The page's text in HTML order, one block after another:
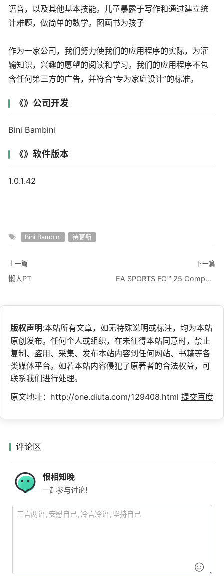
语音，以及其他基本技能。儿童暴露于写作和通过建立统
计难题，做简单的数学。图画书为孩子
作为一家公司，我们努力使我们的应用程序的实际，为灌
输知识，兴趣的愿望的阅读和学习。我们的应用程序不包
含任何第三方的广告，并符合“专为家庭设计”的标准。
《》公司开发
Bini Bambini
《》软件版本
1.0.1.42
Bini Bambini 待更新
上一篇
懒人PT
下一篇
EA SPORTS FC™ 25 Companion
版权声明:本站所有文章，如无特殊说明或标注，均为本站
原创发布。任何个人或组织，在未征得本站同意时，禁止
复制、盗用、采集、发布本站内容到任何网站、书籍等各
类媒体平台。如若本站内容侵犯了原著者的合法权益，可
联系我们进行处理。
原文地址：http://one.diuta.com/129408.html 提交百度
评论区
恨相知晚
一起参与讨论！